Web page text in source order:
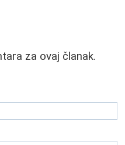
za ovaj članak.